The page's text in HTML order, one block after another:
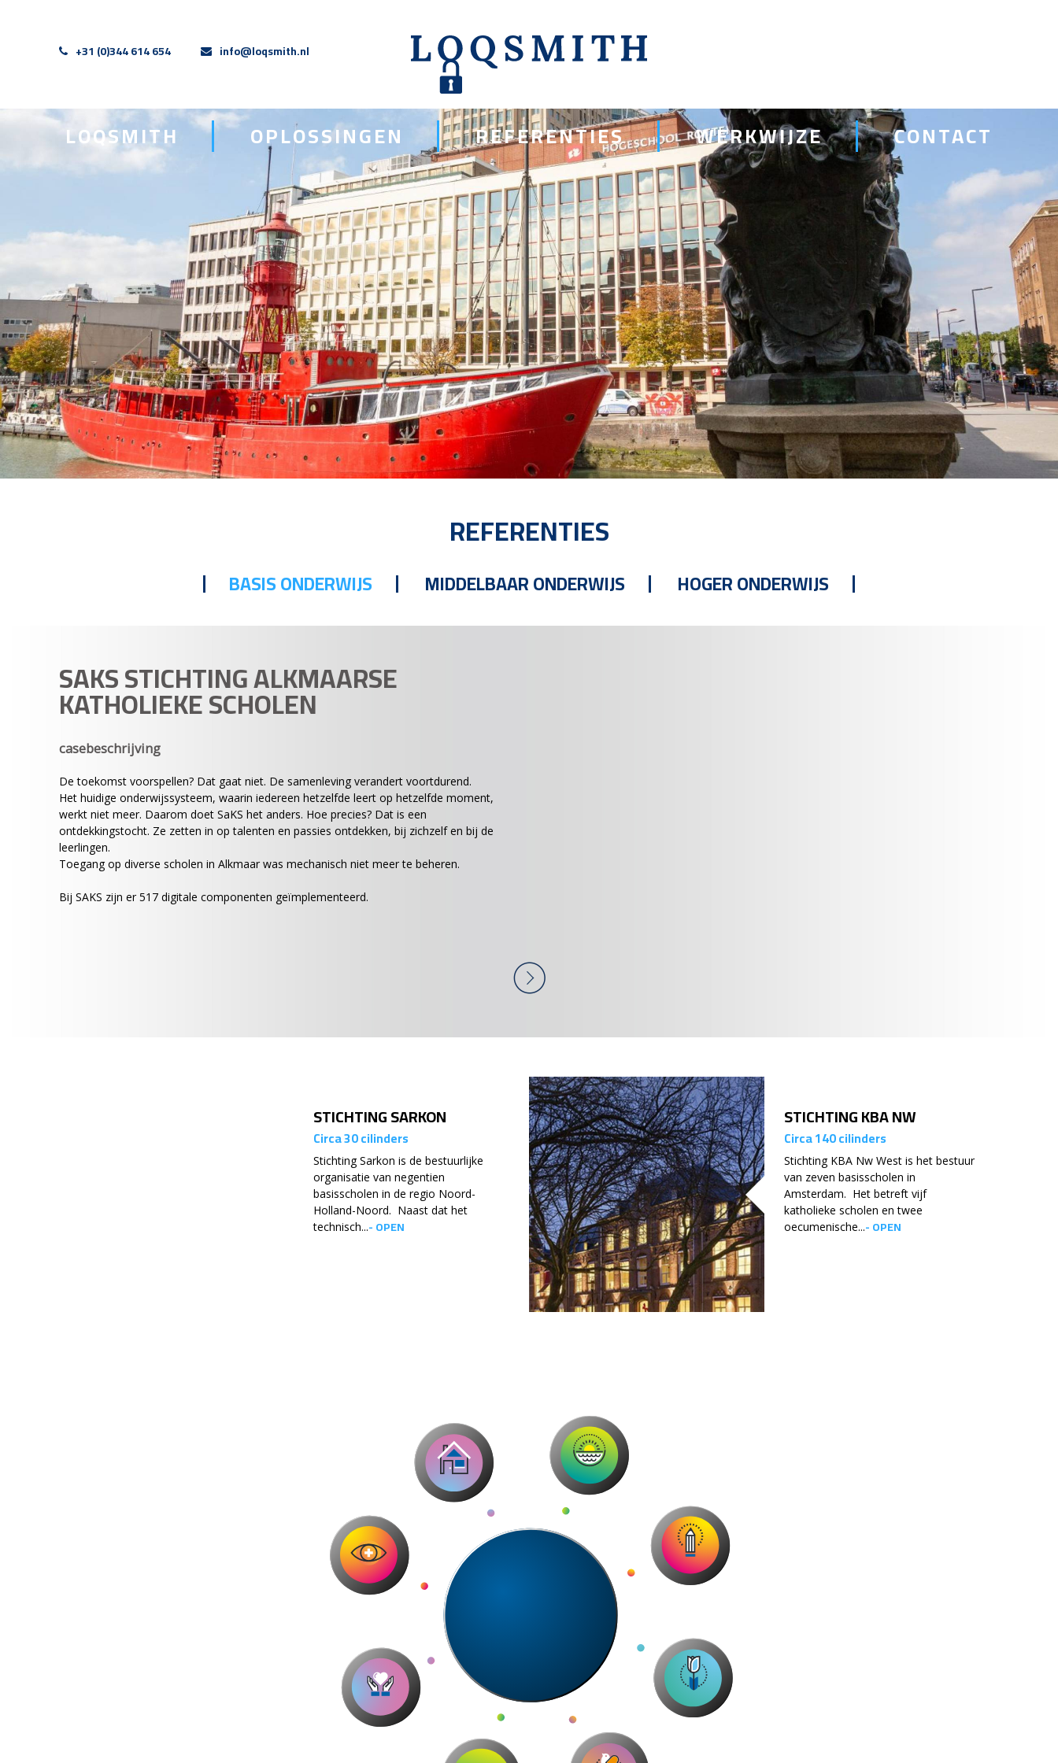
+31 (0)344 614 654 info@loqsmith.nl
LOQSMITH OPLOSSINGEN REFERENTIES WERKWIJZE CONTACT
REFERENTIES
BASIS ONDERWIJS MIDDELBAAR ONDERWIJS HOGER ONDERWIJS
SAKS STICHTING ALKMAARSE
KATHOLIEKE SCHOLEN
casebeschrijving
De toekomst voorspellen? Dat gaat niet. De samenleving verandert voortdurend.
Het huidige onderwijssysteem, waarin iedereen hetzelfde leert op hetzelfde moment,
werkt niet meer. Daarom doet SaKS het anders. Hoe precies? Dat is een
ontdekkingstocht. Ze zetten in op talenten en passies ontdekken, bij zichzelf en bij de
leerlingen.
Toegang op diverse scholen in Alkmaar was mechanisch niet meer te beheren.
Bij SAKS zijn er 517 digitale componenten geïmplementeerd.
STICHTING SARKON
Circa 30 cilinders
Stichting Sarkon is de bestuurlijke
organisatie van negentien
basisscholen in de regio Noord-
Holland-Noord. Naast dat het
technisch...- OPEN
STICHTING KBA NW
Circa 140 cilinders
Stichting KBA Nw West is het bestuur
van zeven basisscholen in
Amsterdam. Het betreft vijf
katholieke scholen en twee
oecumenische...- OPEN